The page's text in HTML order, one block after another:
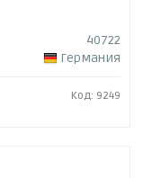
40722
Германия
Код: 9249